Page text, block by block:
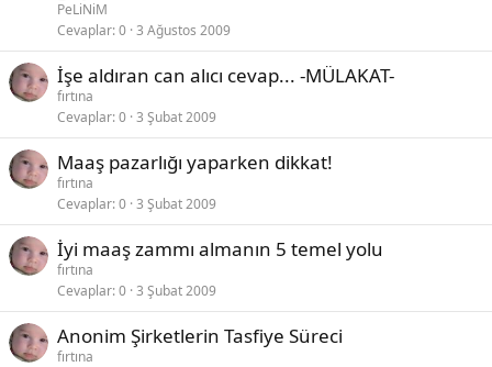
PeLiNiM
Cevaplar 0 3 Ağustos 2009
İşe aldıran can alıcı cevap... -MÜLAKAT-
fırtına
Cevaplar 0 3 Şubat 2009
Maaş pazarlığı yaparken dikkat!
fırtına
Cevaplar 0 3 Şubat 2009
İyi maaş zammı almanın 5 temel yolu
fırtına
Cevaplar 0 3 Şubat 2009
Anonim Şirketlerin Tasfiye Süreci
fırtına